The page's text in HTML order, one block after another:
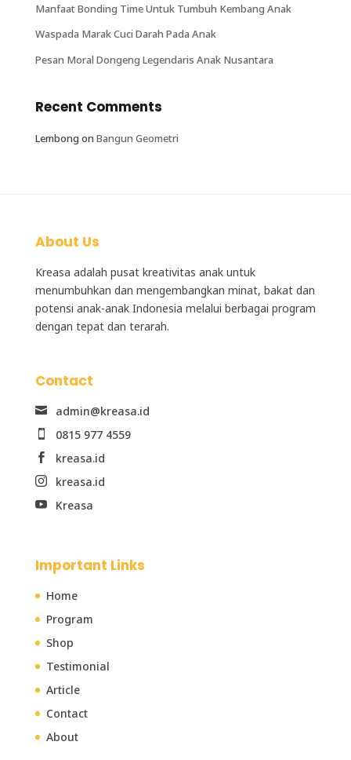
Manfaat Bonding Time Untuk Tumbuh Kembang Anak
Waspada Marak Cuci Darah Pada Anak
Pesan Moral Dongeng Legendaris Anak Nusantara
Recent Comments
Lembong on Bangun Geometri
About Us
Kreasa adalah pusat kreativitas anakuntuk
menumbuhkan dan mengembangkan minat, bakat dan
potensi anak-anak Indonesia melalui berbagai program
dengan tepat dan terarah.
Contact
 admin@kreasa.id
 0815 977 4559
 kreasa.id
 kreasa.id
 Kreasa
Important Links
Home
Program
Shop
Testimonial
Article
Contact
About